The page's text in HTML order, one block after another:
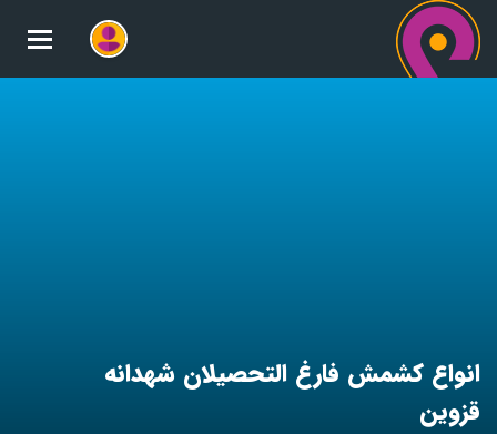
انواع کشمش فارغ التحصیلان شهدانه
قزوین